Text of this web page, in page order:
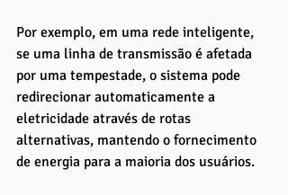
Por exemplo, em uma rede inteligente,
se uma linha de transmissão é afetada
por uma tempestade, o sistema pode
redirecionar automaticamente a
eletricidade através de rotas
alternativas, mantendo o fornecimento
de energia para a maioria dos usuários.